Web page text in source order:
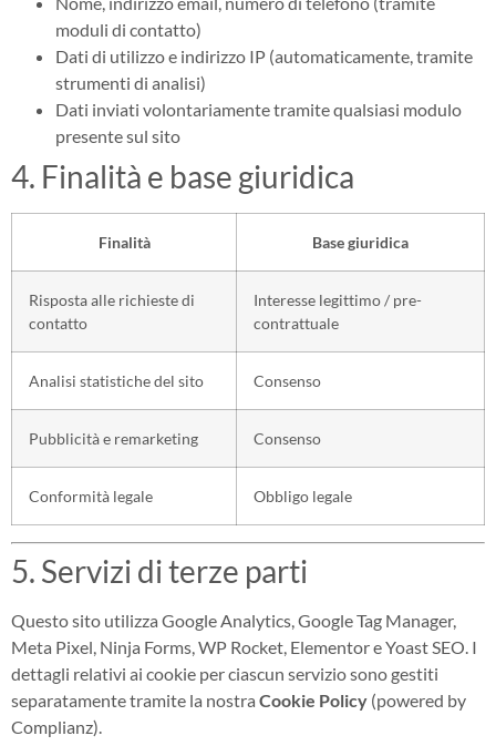
moduli di contatto)
Dati di utilizzo e indirizzo IP (automaticamente, tramite
strumenti di analisi)
Dati inviati volontariamente tramite qualsiasi modulo
presente sul sito
4. Finalità e base giuridica
Finalità Base giuridica
Risposta alle richieste di
contatto
Interesse legittimo / pre-
contrattuale
Analisi statistiche del sito Consenso
Pubblicità e remarketing Consenso
Conformità legale Obbligo legale
5. Servizi di terze parti
Questo sito utilizza Google Analytics, Google Tag Manager,
Meta Pixel, Ninja Forms, WP Rocket, Elementor e Yoast SEO. I
dettagli relativi ai cookie per ciascun servizio sono gestiti
separatamente tramite la nostra Cookie Policy (powered by
Complianz).